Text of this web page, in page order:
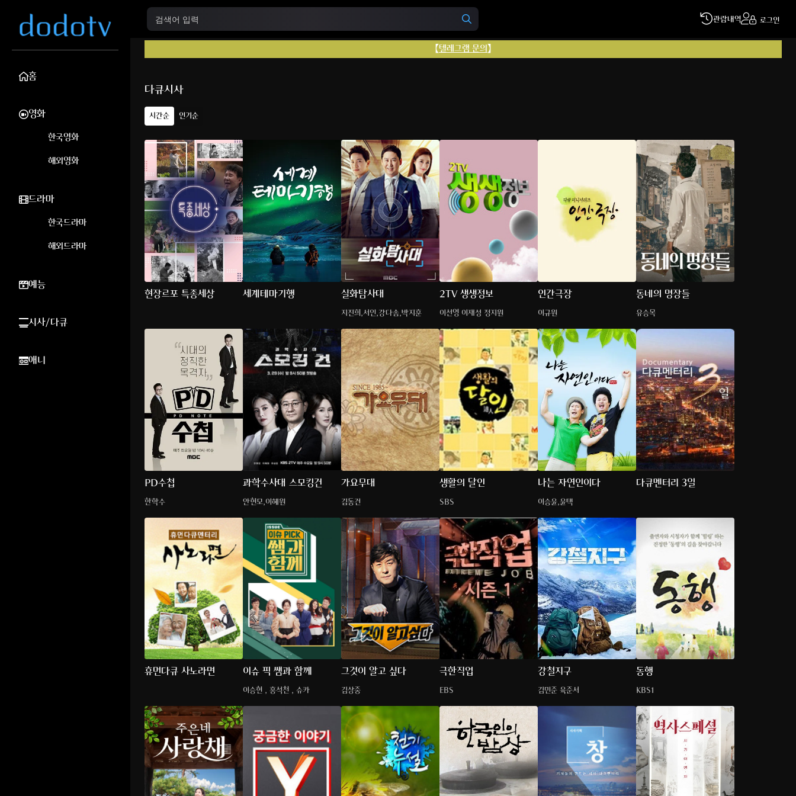
홈
영화
한국영화
해외영화
드라마
한국드라마
해외드라마
예능
시사/다큐
애니
관람내역 로그인
【텔레그램 문의】
다큐시사
시간순 인기순
현장르포 특종세상 세계테마기행 실화탐사대
지진희,서인,강다솜,박지훈
2TV 생생정보
이선영 이재성 정지원
인간극장
이규원
동네의 명장들
유승목
PD수첩
한학수
과학수사대 스모킹건
안현모,이혜원
가요무대
김동건
생활의 달인
SBS
나는 자연인이다
이승윤,윤택
다큐멘터리 3일
휴먼다큐 사노라면 이슈 픽 쌤과 함께
이승현 , 홍석천 , 슈카
그것이 알고 싶다
김상중
극한직업
EBS
강철지구
김민준 육준서
동행
KBS1